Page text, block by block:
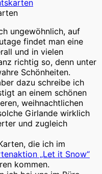
ungewöhnlich, auf
findet man eine
und in vielen
richtig so, denn unter
Schönheiten.
dazu schreibe ich
an einem schönen
weihnachtlichen
Girlande wirklich
und zugleich
die ich im
„Let it Snow“
kommen.